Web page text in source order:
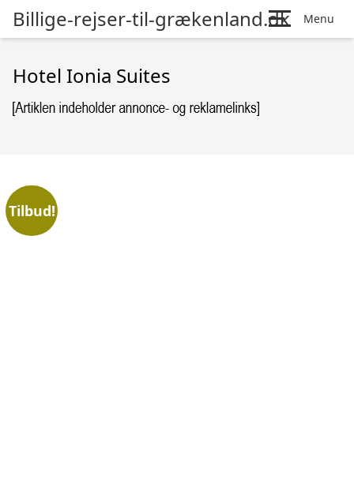
Billige-rejser-til-grækenland.dk Menu
Hotel Ionia Suites
Tilbud!